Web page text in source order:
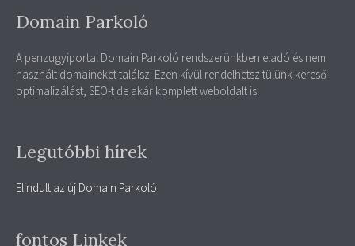
Domain Parkoló
A penzugyiportal Domain Parkoló rendszerünkben eladó és nem
használt domaineket találsz. Ezen kívül rendelhetsz tülünk kereső
optimalizálást, SEO-t de akár komplett weboldalt is.
Legutóbbi hírek
Elindult az új Domain Parkoló
fontos Linkek